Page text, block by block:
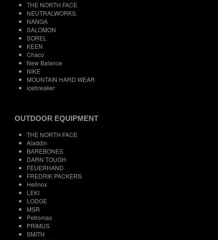
THE NORTH FACE
NEUTRALWORKS.
NANGA
SALOMON
SOREL
KEEN
Chaco
New Balance
NIKE
MOUNTAIN HARD WEAR
icebreaker
OUTDOOR EQUIPMENT
THE NORTH FACE
Aladdin
BAREBONES
DARN TOUGH
FEUERHAND
FREDRIK PACKERS
Helinox
LEKI
LODGE
MSR
Petromax
PRIMUS
SMITH